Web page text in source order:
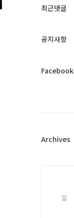
과
글
최근댓글
공지사항
페
플
Facebook
Archives
일